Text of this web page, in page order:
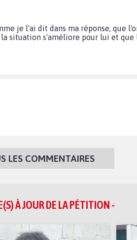
je l'ai dit dans ma réponse, que
situation s'améliore pour lui et
LES COMMENTAIRES
À JOUR DE LA PÉTITION -